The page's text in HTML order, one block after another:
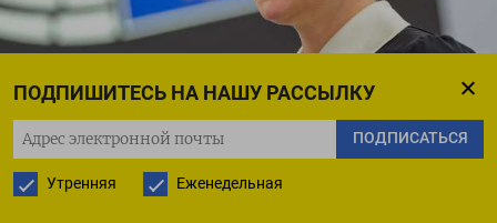
ПОДПИШИТЕСЬ НА НАШУ РАССЫЛКУ
ПОДПИСАТЬСЯ
Утренняя Еженедельная
EPP Group / flickr
Басманный суд Москвы избрал заочный арест